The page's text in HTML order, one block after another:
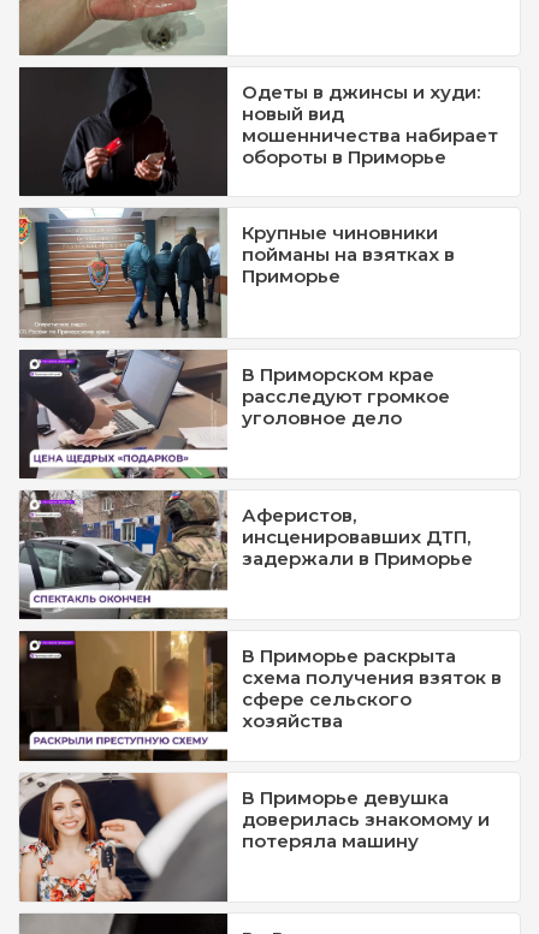
Одеты в джинсы и худи:
новый вид
мошенничества набирает
обороты в Приморье
Крупные чиновники
пойманы на взятках в
Приморье
В Приморском крае
расследуют громкое
уголовное дело
Аферистов,
инсценировавших ДТП,
задержали в Приморье
В Приморье раскрыта
схема получения взяток в
сфере сельского
хозяйства
В Приморье девушка
доверилась знакомому и
потеряла машину